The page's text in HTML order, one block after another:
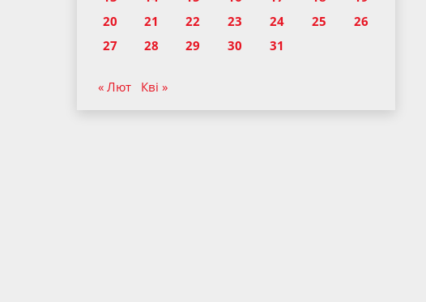
20
21 22 23 24 25
26
27
28 29 30 31
« Лют Кві »